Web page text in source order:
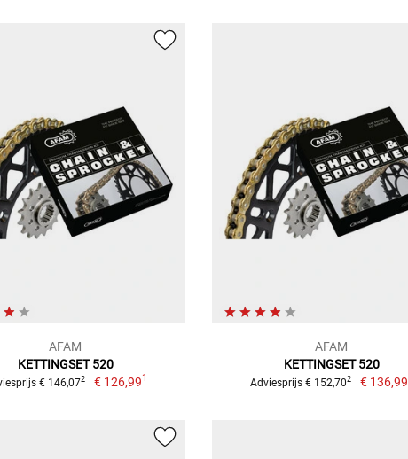
AFAM
KETTINGSET 520
€ 146,072 € 126,991
AFAM
KETTINGSET 520
Adviesprijs € 152,702 € 136,99